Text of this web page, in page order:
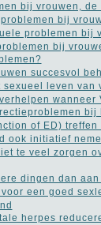
bij vrouwen, de
bij
problemen bij
bij
succesvol
leven van
wanneer
bij
of ED) treffen
ook initiatief
te veel zorgen
dingen dan aan
een goed
herpes